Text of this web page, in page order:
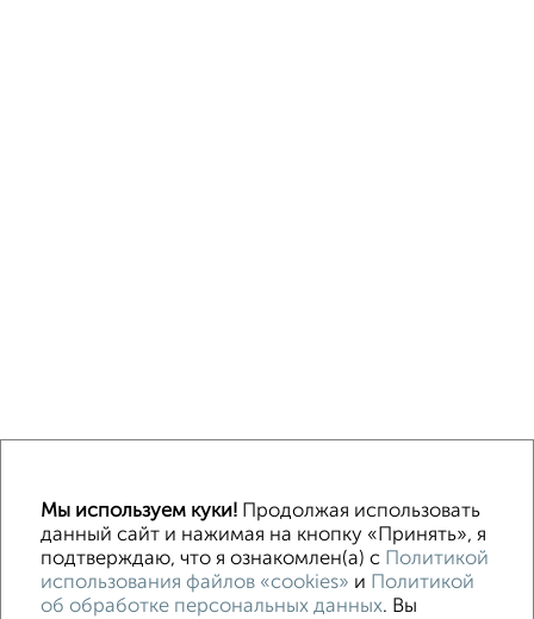
ИЖС СНТ В черте города
Контакты
Политика конфиденциальности
Мы используем куки! Продолжая использовать
данный сайт и нажимая на кнопку «Принять», я
подтверждаю, что я ознакомлен(а) с Политикой
использования файлов «cookies» и Политикой
об обработке персональных данных. Вы